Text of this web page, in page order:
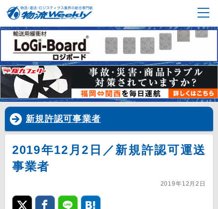
新規許認可事業者
2019年12月2日／新規許認可運送
事業者
2019年12月2日